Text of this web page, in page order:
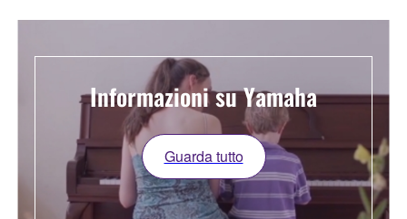
Informazioni su Yamaha
Guarda tutto